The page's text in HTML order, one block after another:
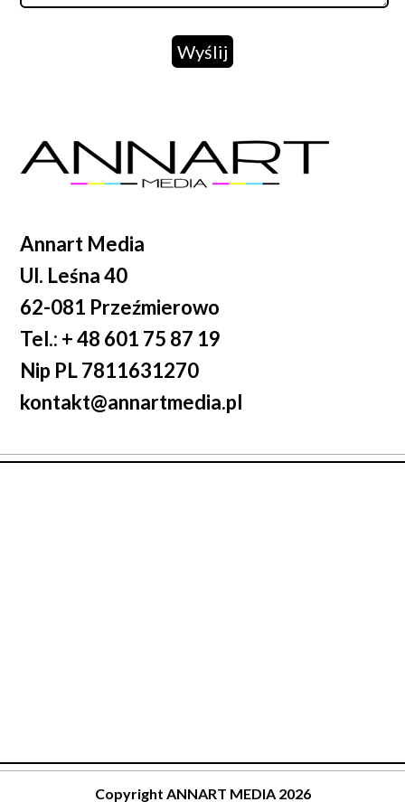
Wyślij
Annart Media
Ul. Leśna 40
62-081 Przeźmierowo
Tel.: + 48 601 75 87 19
Nip PL 7811631270
kontakt@annartmedia.pl
Copyright ANNART MEDIA 2026